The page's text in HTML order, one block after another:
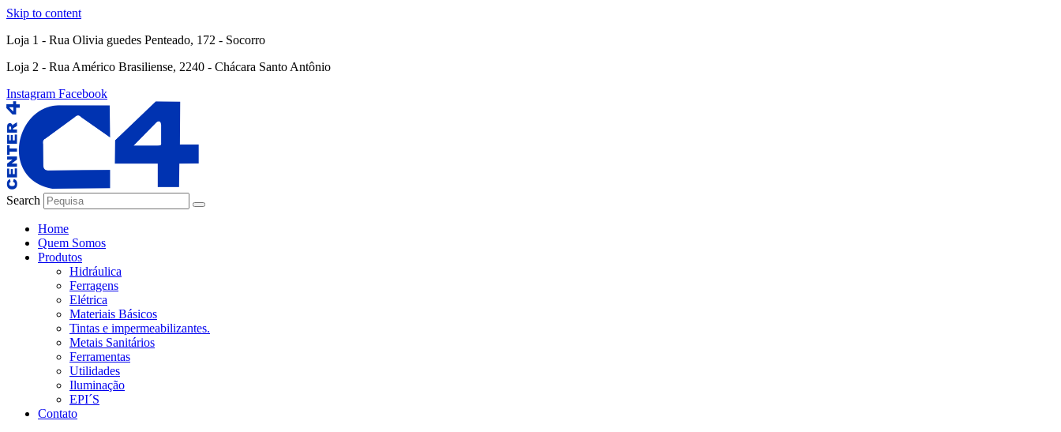
Skip to content
Loja 1 - Rua Olivia guedes Penteado, 172 - Socorro
Loja 2 - Rua Américo Brasiliense, 2240 - Chácara Santo Antônio
Instagram Facebook
Search
Home
Quem Somos
Produtos
Hidráulica
Ferragens
Elétrica
Materiais Básicos
Tintas e impermeabilizantes.
Metais Sanitários
Ferramentas
Utilidades
Iluminação
EPI´S
Contato